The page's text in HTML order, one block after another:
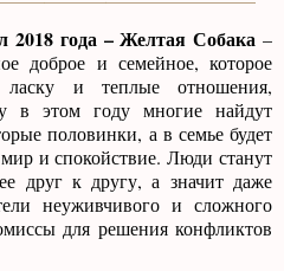
2018 года – Желтая Собака –
доброе и семейное, которое
и теплые отношения,
в этом году многие найдут
половинки, а в семье будет
и спокойствие. Люди станут
друг к другу, а значит даже
неуживчивого и сложного
для решения конфликтов